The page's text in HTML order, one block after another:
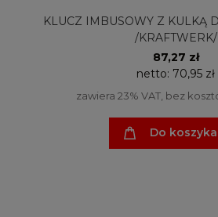
KLUCZ IMBUSOWY Z KULKĄ
/KRAFTWERK/
87,27 zł
netto: 70,95 zł
zawiera 23% VAT, bez
Do koszyka